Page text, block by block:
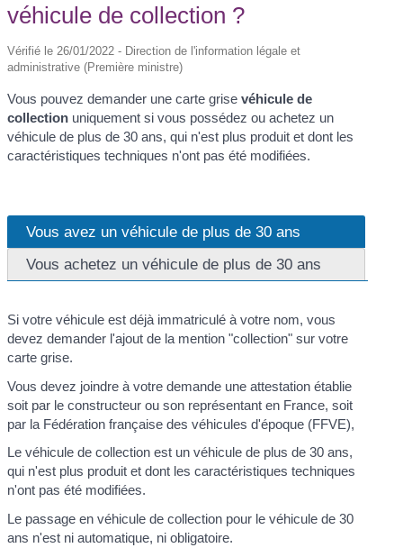
véhicule de collection ?
Vérifié le 26/01/2022 - Direction de l'information légale et
administrative (Première ministre)
Vous pouvez demander une carte grisevéhicule de
collection uniquement si vous possédez ou achetez un
véhicule de plus de 30 ans, qui n'est plus produit et dont les
caractéristiques techniques n'ont pas été modifiées.
Vous avez un véhicule de plus de 30 ans
Vous achetez un véhicule de plus de 30 ans
Si votre véhicule est déjà immatriculé à votre nom, vous
devez demander l'ajout de la mention "collection" sur votre
carte grise.
Vous devez joindre à votre demande une attestation établie
soit par le constructeur ou son représentant en France, soit
par la Fédération française des véhicules d'époque (FFVE),
Le véhicule de collection est un véhicule de plus de 30 ans,
qui n'est plus produit et dont les caractéristiques techniques
n'ont pas été modifiées.
Le passage en véhicule de collection pour le véhicule de 30
ans n'est ni automatique, ni obligatoire.